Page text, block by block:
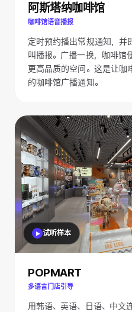
阿斯塔纳咖啡馆
咖啡馆语音播报
定时预约播出常规通知，并
叫播报。广播一换，咖啡馆
更高品质的空间。这是让咖
的咖啡馆广播通知。
试听样本
POPMART
多语言门店引导
用韩语、英语、日语、中文